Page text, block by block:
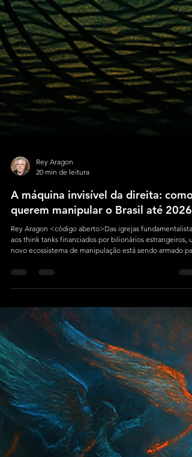
Rey Aragon
20 min de leitura
querem manipular o Brasil até 2026
Rey Aragon <código aberto>Das igrejas fundamentalistas
novo ecossistema de manipulação está sendo armado
desestabilizar o governo Lula e criar o caos até as eleições